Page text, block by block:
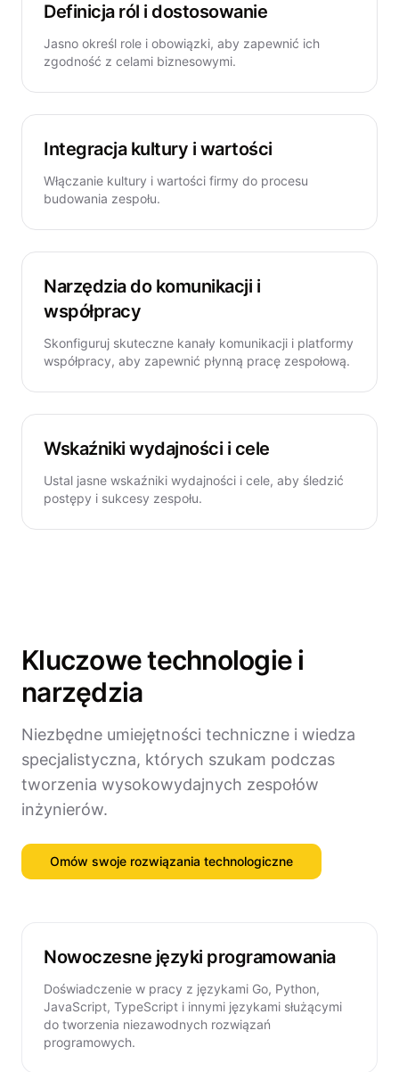
Definicja ról i dostosowanie
Jasno określ role i obowiązki, aby zapewnić ich
zgodność z celami biznesowymi.
Integracja kultury i wartości
Włączanie kultury i wartości firmy do procesu
budowania zespołu.
Narzędzia do komunikacji i
współpracy
Skonfiguruj skuteczne kanały komunikacji i platformy
współpracy, aby zapewnić płynną pracę zespołową.
Wskaźniki wydajności i cele
Ustal jasne wskaźniki wydajności i cele, aby śledzić
postępy i sukcesy zespołu.
Kluczowe technologie i
narzędzia
Niezbędne umiejętności techniczne i wiedza
specjalistyczna, których szukam podczas
tworzenia wysokowydajnych zespołów
inżynierów.
Omów swoje rozwiązania technologiczne
Nowoczesne języki programowania
Doświadczenie w pracy z językami Go, Python,
JavaScript, TypeScript i innymi językami służącymi
do tworzenia niezawodnych rozwiązań
programowych.